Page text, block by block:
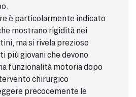
è particolarmente indicato
mostrano rigidità nei
ma si rivela prezioso
più giovani che devono
funzionalità motoria dopo
chirurgico
precocemente le